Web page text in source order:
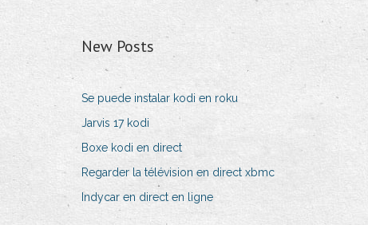
New Posts
Se puede instalar kodi en roku
Jarvis 17 kodi
Boxe kodi en direct
Regarder la télévision en direct xbmc
Indycar en direct en ligne